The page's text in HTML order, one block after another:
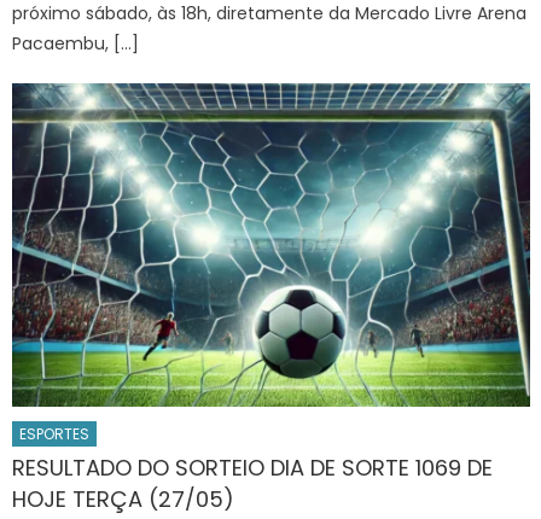
próximo sábado, às 18h, diretamente da Mercado Livre Arena
Pacaembu, […]
ESPORTES
RESULTADO DO SORTEIO DIA DE SORTE 1069 DE
HOJE TERÇA (27/05)